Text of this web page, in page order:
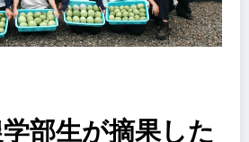
部生が摘果した